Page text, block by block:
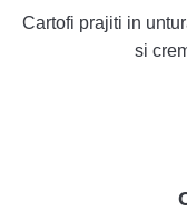
Cartofi prajiti in
si